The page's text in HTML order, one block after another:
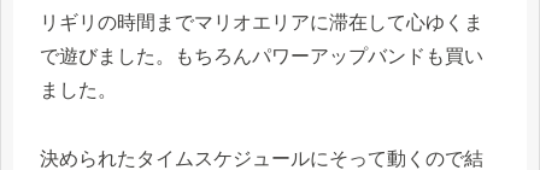
リギリの時間までマリオエリアに滞在して心ゆくま
で遊びました。もちろんパワーアップバンドも買い
ました。
決められたタイムスケジュールにそって動くので結